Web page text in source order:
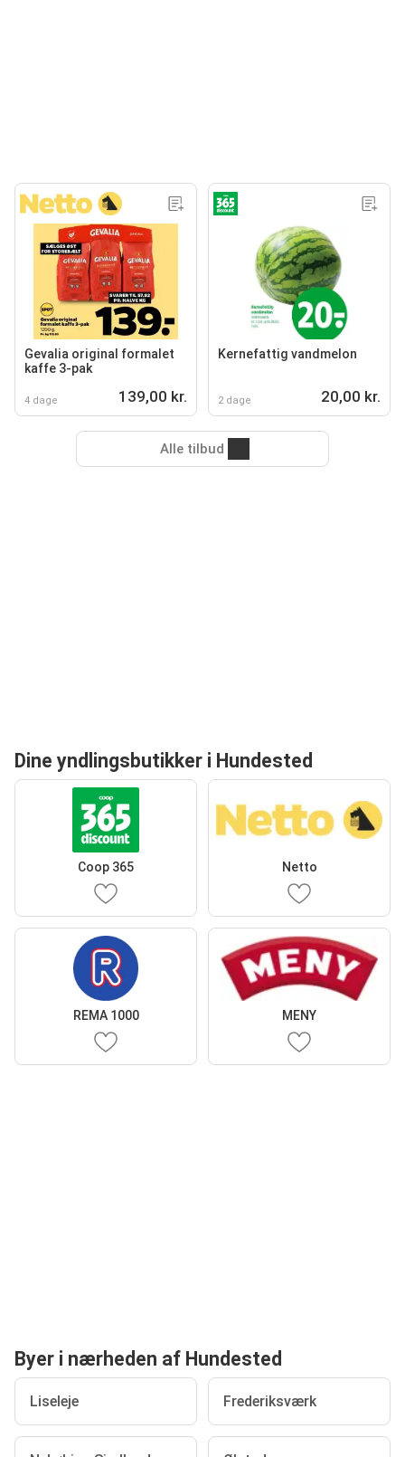
Gevalia original formalet
kaffe 3-pak
4 dage 139,00 kr.
Kernefattig vandmelon
2 dage 20,00 kr.
Alle tilbud
Dine yndlingsbutikker i Hundested
Coop 365 Netto
REMA 1000 MENY
Byer i nærheden af Hundested
Liseleje Frederiksværk